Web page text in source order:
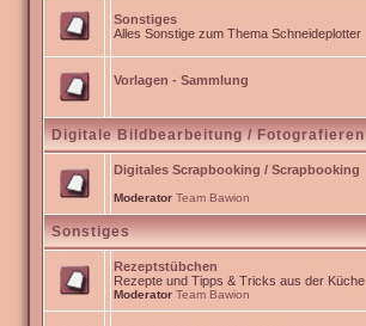
Sonstiges
Alles Sonstige zum Thema Schneideplotter
Vorlagen - Sammlung
Digitale Bildbearbeitung / Fotografieren
Digitales Scrapbooking / Scrapbooking
Moderator Team Bawion
Sonstiges
Rezeptstübchen
Rezepte und Tipps & Tricks aus der Küche
Moderator Team Bawion